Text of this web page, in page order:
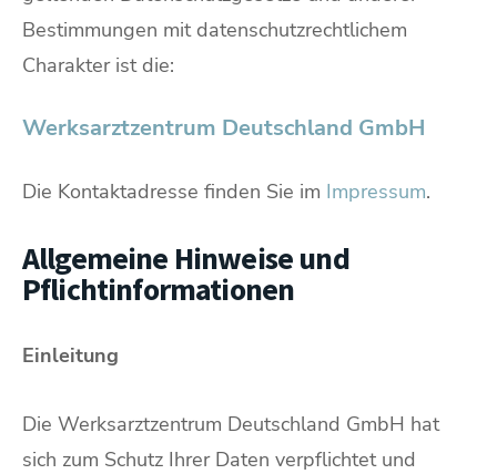
Bestimmungen mit datenschutzrechtlichem
Charakter ist die:
Werksarztzentrum Deutschland GmbH
Die Kontaktadresse finden Sie im Impressum.
Allgemeine Hinweise und
Pflichtinformationen
Einleitung
Die Werksarztzentrum Deutschland GmbH hat
sich zum Schutz Ihrer Daten verpflichtet und